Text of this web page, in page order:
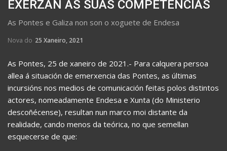
EXERZAN AS SÚAS COMPETENCIAS
As Pontes e Galiza non son o xoguete de Endesa
Nova do 25 Xaneiro, 2021
As Pontes, 25 de xaneiro de 2021.- Para calquera persoa
allea á situación de emerxencia das Pontes, as últimas
incursións nos medios de comunicación feitas polos distintos
actores, nomeadamente Endesa e Xunta (do Ministerio
descoñécense), resultan nun marco moi distante da
realidade, cando menos da teórica, no que semellan
esquecerse de que: